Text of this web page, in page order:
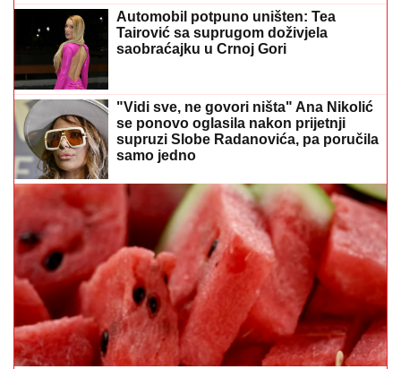
Automobil potpuno uništen: Tea
Tairović sa suprugom doživjela
saobraćajku u Crnoj Gori
"Vidi sve, ne govori ništa" Ana Nikolić
se ponovo oglasila nakon prijetnji
supruzi Slobe Radanovića, pa poručila
samo jedno